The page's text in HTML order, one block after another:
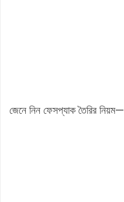
জেনে নিন ফেসপ্যাক তৈরির নিয়ম—